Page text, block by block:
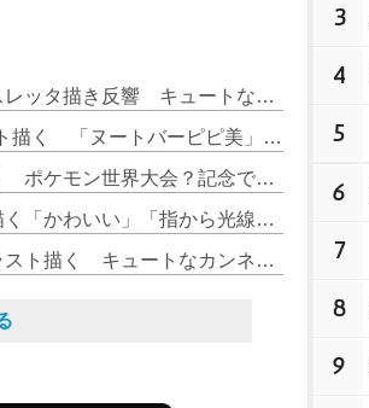
1. 『ポプテピピック』作者、ガンダム『水星の魔女』スレッタ描き反響 キュートな姿に「かわいい！」「グッズ化希望」
2. 『ポプテピピック』作者、『WBC』優勝記念イラスト描く 「ヌートバーピピ美」「ポプ子は釘バットじゃない」とファン反応
3. 『ポプテピピック』作者、キュートなピカチュウ描く ポケモン世界大会？記念で「かわいい！」「ハム太郎っぽい」
4. 『ポプテピピック』作者、ピカチュウ＆タロちゃん描く「かわいい」「指から光線出して爆発しそう」
5. 『ポプテピピック』作者、『葬送のフリーレン』イラスト描く キュートなカンネとラヴィーネ
3
4
5
6
7
8
9